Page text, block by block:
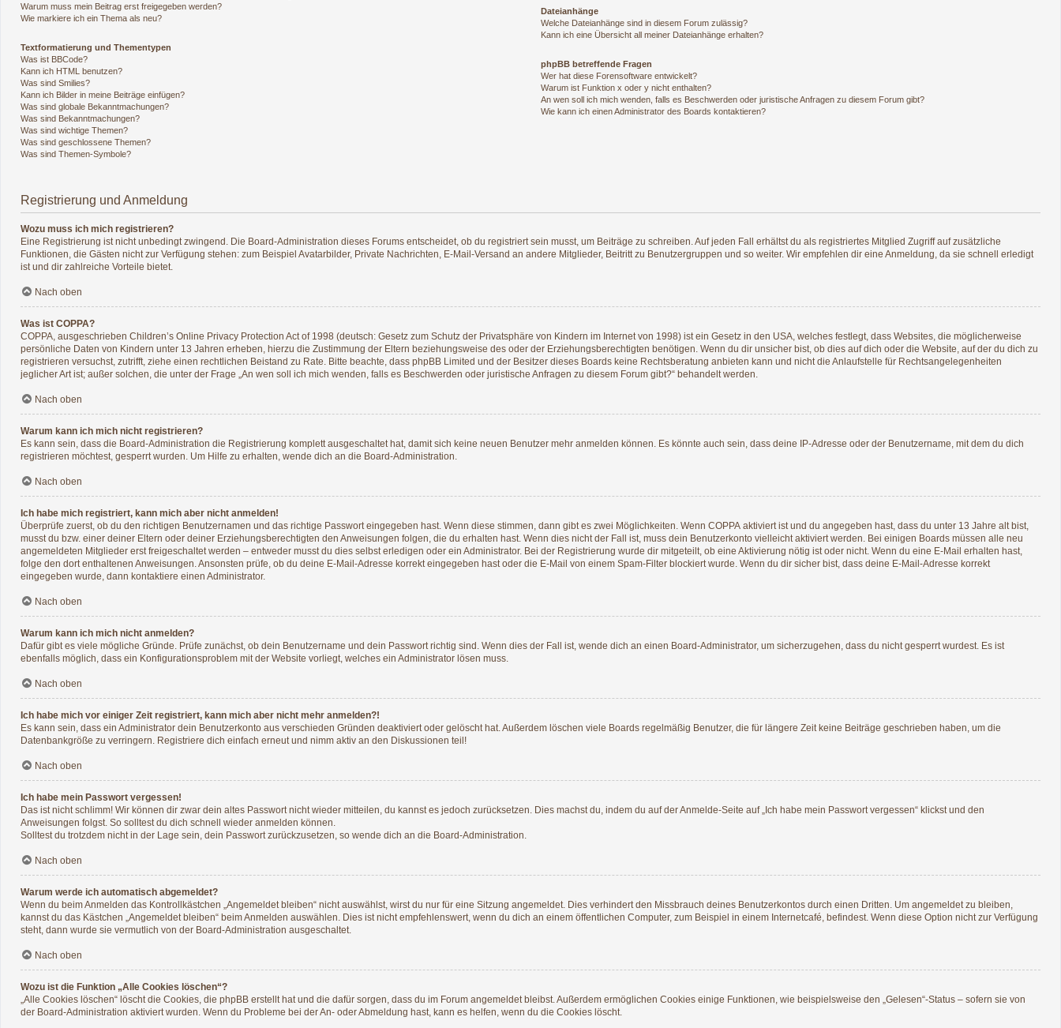
Warum muss mein Beitrag erst freigegeben werden?
Wie markiere ich ein Thema als neu?
Textformatierung und Thementypen
Was ist BBCode?
Kann ich HTML benutzen?
Was sind Smilies?
Kann ich Bilder in meine Beiträge einfügen?
Was sind globale Bekanntmachungen?
Was sind Bekanntmachungen?
Was sind wichtige Themen?
Was sind geschlossene Themen?
Was sind Themen-Symbole?
Dateianhänge
Welche Dateianhänge sind in diesem Forum zulässig?
Kann ich eine Übersicht all meiner Dateianhänge erhalten?
phpBB betreffende Fragen
Wer hat diese Forensoftware entwickelt?
Warum ist Funktion x oder y nicht enthalten?
An wen soll ich mich wenden, falls es Beschwerden oder juristische Anfragen zu diesem Forum gibt?
Wie kann ich einen Administrator des Boards kontaktieren?
Registrierung und Anmeldung
Wozu muss ich mich registrieren?
Eine Registrierung ist nicht unbedingt zwingend. Die Board-Administration dieses Forums entscheidet, ob du registriert sein musst, um Beiträge zu schreiben. Auf jeden Fall erhältst du als registriertes Mitglied Zugriff auf zusätzliche
Funktionen, die Gästen nicht zur Verfügung stehen: zum Beispiel Avatarbilder, Private Nachrichten, E-Mail-Versand an andere Mitglieder, Beitritt zu Benutzergruppen und so weiter. Wir empfehlen dir eine Anmeldung, da sie schnell erledigt
ist und dir zahlreiche Vorteile bietet.
Nach oben
Was ist COPPA?
COPPA, ausgeschrieben Children’s Online Privacy Protection Act of 1998 (deutsch: Gesetz zum Schutz der Privatsphäre von Kindern im Internet von 1998) ist ein Gesetz in den USA, welches festlegt, dass Websites, die möglicherweise
persönliche Daten von Kindern unter 13 Jahren erheben, hierzu die Zustimmung der Eltern beziehungsweise des oder der Erziehungsberechtigten benötigen. Wenn du dir unsicher bist, ob dies auf dich oder die Website, auf der du dich zu
registrieren versuchst, zutrifft, ziehe einen rechtlichen Beistand zu Rate. Bitte beachte, dass phpBB Limited und der Besitzer dieses Boards keine Rechtsberatung anbieten kann und nicht die Anlaufstelle für Rechtsangelegenheiten
jeglicher Art ist; außer solchen, die unter der Frage „An wen soll ich mich wenden, falls es Beschwerden oder juristische Anfragen zu diesem Forum gibt?“ behandelt werden.
Nach oben
Warum kann ich mich nicht registrieren?
Es kann sein, dass die Board-Administration die Registrierung komplett ausgeschaltet hat, damit sich keine neuen Benutzer mehr anmelden können. Es könnte auch sein, dass deine IP-Adresse oder der Benutzername, mit dem du dich
registrieren möchtest, gesperrt wurden. Um Hilfe zu erhalten, wende dich an die Board-Administration.
Nach oben
Ich habe mich registriert, kann mich aber nicht anmelden!
Überprüfe zuerst, ob du den richtigen Benutzernamen und das richtige Passwort eingegeben hast. Wenn diese stimmen, dann gibt es zwei Möglichkeiten. Wenn COPPA aktiviert ist und du angegeben hast, dass du unter 13 Jahre alt bist,
musst du bzw. einer deiner Eltern oder deiner Erziehungsberechtigten den Anweisungen folgen, die du erhalten hast. Wenn dies nicht der Fall ist, muss dein Benutzerkonto vielleicht aktiviert werden. Bei einigen Boards müssen alle neu
angemeldeten Mitglieder erst freigeschaltet werden – entweder musst du dies selbst erledigen oder ein Administrator. Bei der Registrierung wurde dir mitgeteilt, ob eine Aktivierung nötig ist oder nicht. Wenn du eine E-Mail erhalten hast,
folge den dort enthaltenen Anweisungen. Ansonsten prüfe, ob du deine E-Mail-Adresse korrekt eingegeben hast oder die E-Mail von einem Spam-Filter blockiert wurde. Wenn du dir sicher bist, dass deine E-Mail-Adresse korrekt
eingegeben wurde, dann kontaktiere einen Administrator.
Nach oben
Warum kann ich mich nicht anmelden?
Dafür gibt es viele mögliche Gründe. Prüfe zunächst, ob dein Benutzername und dein Passwort richtig sind. Wenn dies der Fall ist, wende dich an einen Board-Administrator, um sicherzugehen, dass du nicht gesperrt wurdest. Es ist
ebenfalls möglich, dass ein Konfigurationsproblem mit der Website vorliegt, welches ein Administrator lösen muss.
Nach oben
Ich habe mich vor einiger Zeit registriert, kann mich aber nicht mehr anmelden?!
Es kann sein, dass ein Administrator dein Benutzerkonto aus verschieden Gründen deaktiviert oder gelöscht hat. Außerdem löschen viele Boards regelmäßig Benutzer, die für längere Zeit keine Beiträge geschrieben haben, um die
Datenbankgröße zu verringern. Registriere dich einfach erneut und nimm aktiv an den Diskussionen teil!
Nach oben
Ich habe mein Passwort vergessen!
Das ist nicht schlimm! Wir können dir zwar dein altes Passwort nicht wieder mitteilen, du kannst es jedoch zurücksetzen. Dies machst du, indem du auf der Anmelde-Seite auf „Ich habe mein Passwort vergessen“ klickst und den
Anweisungen folgst. So solltest du dich schnell wieder anmelden können.
Solltest du trotzdem nicht in der Lage sein, dein Passwort zurückzusetzen, so wende dich an die Board-Administration.
Nach oben
Warum werde ich automatisch abgemeldet?
Wenn du beim Anmelden das Kontrollkästchen „Angemeldet bleiben“ nicht auswählst, wirst du nur für eine Sitzung angemeldet. Dies verhindert den Missbrauch deines Benutzerkontos durch einen Dritten. Um angemeldet zu bleiben,
kannst du das Kästchen „Angemeldet bleiben“ beim Anmelden auswählen. Dies ist nicht empfehlenswert, wenn du dich an einem öffentlichen Computer, zum Beispiel in einem Internetcafé, befindest. Wenn diese Option nicht zur Verfügung
steht, dann wurde sie vermutlich von der Board-Administration ausgeschaltet.
Nach oben
Wozu ist die Funktion „Alle Cookies löschen“?
„Alle Cookies löschen“ löscht die Cookies, die phpBB erstellt hat und die dafür sorgen, dass du im Forum angemeldet bleibst. Außerdem ermöglichen Cookies einige Funktionen, wie beispielsweise den „Gelesen“-Status – sofern sie von
der Board-Administration aktiviert wurden. Wenn du Probleme bei der An- oder Abmeldung hast, kann es helfen, wenn du die Cookies löscht.